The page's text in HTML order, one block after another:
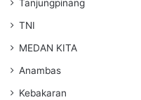
Tanjungpinang
TNI
MEDAN KITA
Anambas
Kebakaran